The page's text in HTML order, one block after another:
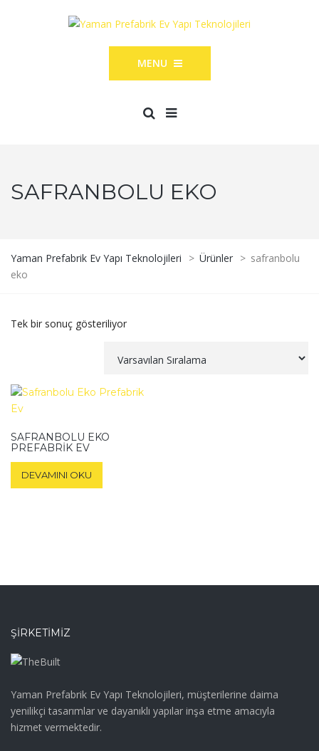
MENU
SAFRANBOLU EKO
Yaman Prefabrik Ev Yapı Teknolojileri > Ürünler > safranbolu
eko
Tek bir sonuç gösteriliyor
SAFRANBOLU EKO
PREFABRIK EV
DEVAMINI OKU
ŞIRKETIMIZ
Yaman Prefabrik Ev Yapı Teknolojileri, müşterilerine daima
yenilikçi tasarımlar ve dayanıklı yapılar inşa etme amacıyla
hizmet vermektedir.